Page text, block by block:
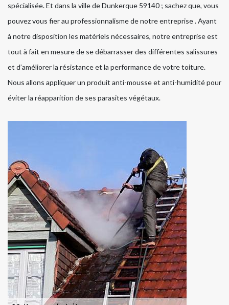
spécialisée. Et dans la ville de Dunkerque 59140 ; sachez que, vous
pouvez vous fier au professionnalisme de notre entreprise . Ayant
à notre disposition les matériels nécessaires, notre entreprise est
tout à fait en mesure de se débarrasser des différentes salissures
et d’améliorer la résistance et la performance de votre toiture.
Nous allons appliquer un produit anti-mousse et anti-humidité pour
éviter la réapparition de ses parasites végétaux.